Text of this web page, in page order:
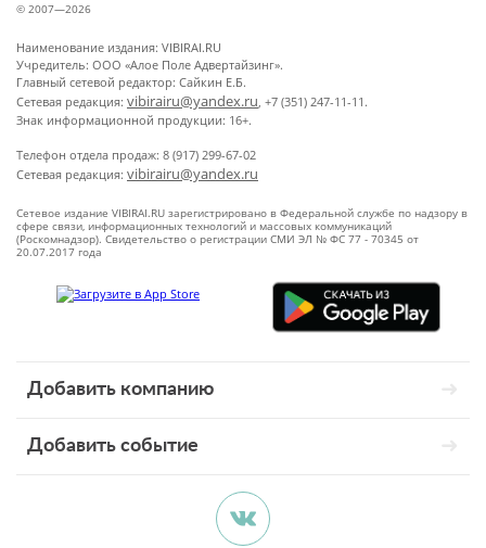
© 2007—2026
Наименование издания: VIBIRAI.RU
Учредитель: ООО «Алое Поле Адвертайзинг».
Главный сетевой редактор: Сайкин Е.Б.
Сетевая редакция: vibirairu@yandex.ru, +7 (351) 247-11-11.
Знак информационной продукции: 16+.
Телефон отдела продаж: 8 (917) 299-67-02
Сетевая редакция: vibirairu@yandex.ru
Сетевое издание VIBIRAI.RU зарегистрировано в Федеральной службе по надзору в
сфере связи, информационных технологий и массовых коммуникаций
(Роскомнадзор). Свидетельство о регистрации СМИ ЭЛ № ФС 77 - 70345 от
20.07.2017 года
Добавить компанию
Добавить событие